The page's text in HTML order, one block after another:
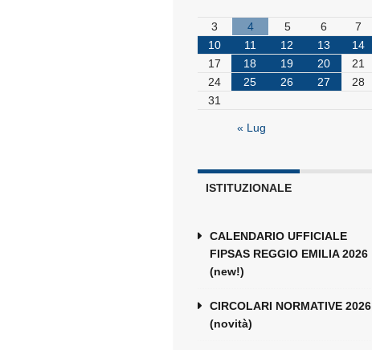
3
4 5 6 7
10
11 12 13 14
17
18 19 20 21
24
25 26 27 28
31
« Lug
ISTITUZIONALE
CALENDARIO UFFICIALE
FIPSAS REGGIO EMILIA 2026
(new!)
CIRCOLARI NORMATIVE 2026
(novità)